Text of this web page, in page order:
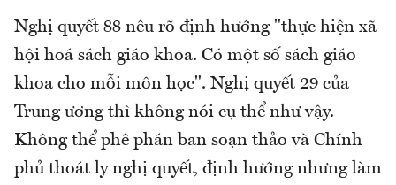
Nghị quyết 88 nêu rõ định hướng "thực hiện xã
hội hoá sách giáo khoa. Có một số sách giáo
khoa cho mỗi môn học". Nghị quyết 29 của
Trung ương thì không nói cụ thể như vậy.
Không thể phê phán ban soạn thảo và Chính
phủ thoát ly nghị quyết, định hướng nhưng làm